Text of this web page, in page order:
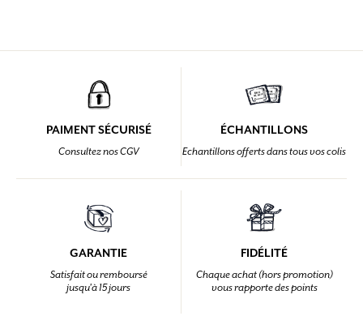
PAIMENT SÉCURISÉ
Consultez nos CGV
ÉCHANTILLONS
Echantillons offerts dans tous vos colis
GARANTIE
Satisfait ou remboursé
jusqu'à 15 jours
FIDÉLITÉ
Chaque achat (hors promotion)
vous rapporte des points